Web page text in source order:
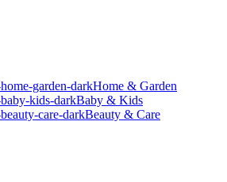
Home & Garden
Baby & Kids
Beauty & Care